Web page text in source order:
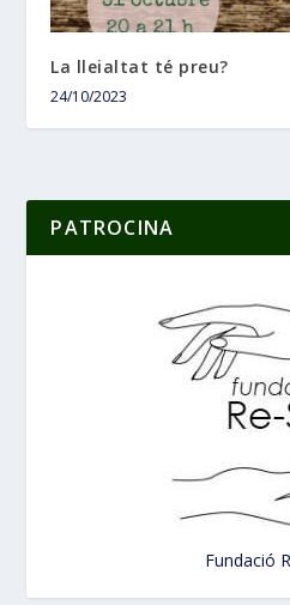
La lleialtat té preu?
24/10/2023
PATROCINA
Fundació